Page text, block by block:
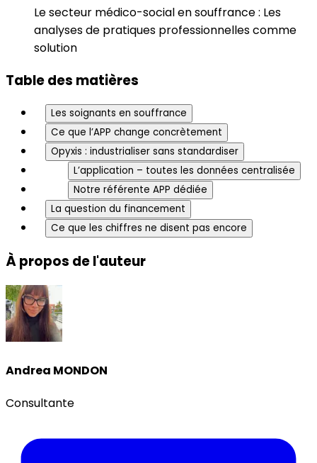
Le secteur médico-social en souffrance : Les
analyses de pratiques professionnelles comme
solution
Table des matières
Les soignants en souffrance
Ce que l’APP change concrètement
Opyxis : industrialiser sans standardiser
L’application – toutes les données centralisée
Notre référente APP dédiée
La question du financement
Ce que les chiffres ne disent pas encore
À propos de l'auteur
Andrea MONDON
Consultante